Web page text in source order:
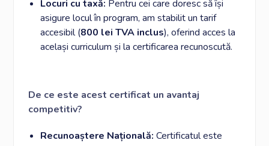
Locuri cu taxă: Pentru cei care doresc să își
asigure locul în program, am stabilit un tarif
accesibil (800 lei TVA inclus), oferind acces la
același curriculum și la certificarea recunoscută.
De ce este acest certificat un avantaj
competitiv?
Recunoaștere Națională: Certificatul este